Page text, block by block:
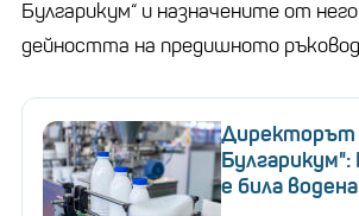
Булгарикум“ и назначените от
дейността на предишното
Директорът
е била